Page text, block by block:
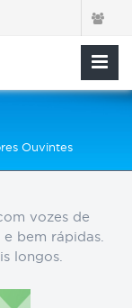
Ouvintes
vozes de
bem rápidas.
longos.